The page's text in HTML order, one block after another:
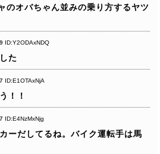
のオバちゃん並みの乗り方するヤツ
ID:Y2ODAxNDQ
た
ID:E1OTAxNjA
！！
ID:E4NzMxNjg
ーだしてるね。バイク運転手は馬